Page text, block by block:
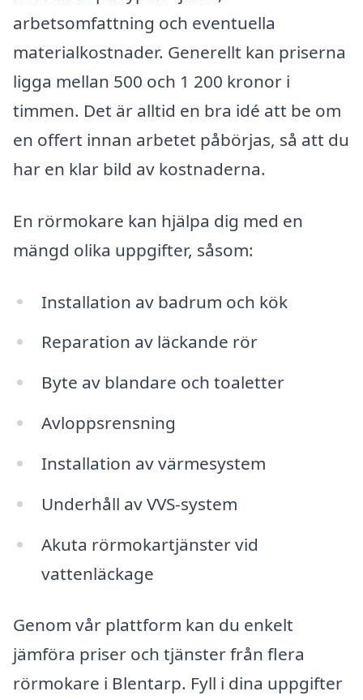
arbetsomfattning och eventuella
materialkostnader. Generellt kan priserna
ligga mellan 500 och 1 200 kronor i
timmen. Det är alltid en bra idé att be om
en offert innan arbetet påbörjas, så att du
har en klar bild av kostnaderna.
En rörmokare kan hjälpa dig med en
mängd olika uppgifter, såsom:
Installation av badrum och kök
Reparation av läckande rör
Byte av blandare och toaletter
Avloppsrensning
Installation av värmesystem
Underhåll av VVS-system
Akuta rörmokartjänster vid
vattenläckage
Genom vår plattform kan du enkelt
jämföra priser och tjänster från flera
rörmokare i Blentarp. Fyll i dina uppgifter